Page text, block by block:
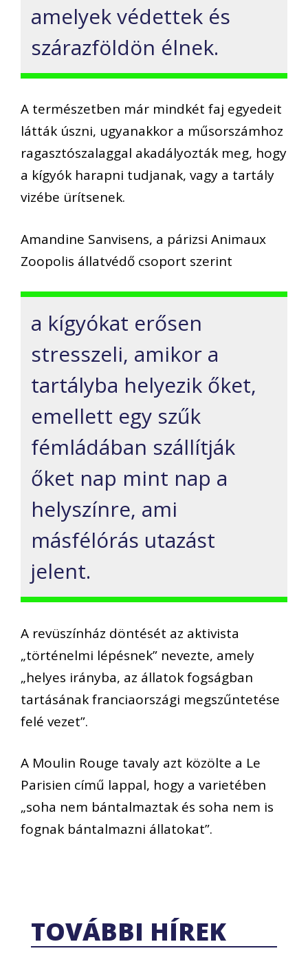
amelyek védettek és
szárazföldön élnek.
A természetben már mindkét faj egyedeit
látták úszni, ugyanakkor a műsorszámhoz
ragasztószalaggal akadályozták meg, hogy
a kígyók harapni tudjanak, vagy a tartály
vizébe ürítsenek.
Amandine Sanvisens, a párizsi Animaux
Zoopolis állatvédő csoport szerint
a kígyókat erősen
stresszeli, amikor a
tartályba helyezik őket,
emellett egy szűk
fémládában szállítják
őket nap mint nap a
helyszínre, ami
másfélórás utazást
jelent.
A revüszínház döntését az aktivista
„történelmi lépésnek” nevezte, amely
„helyes irányba, az állatok fogságban
tartásának franciaországi megszűntetése
felé vezet”.
A Moulin Rouge tavaly azt közölte a Le
Parisien című lappal, hogy a varietében
„soha nem bántalmaztak és soha nem is
fognak bántalmazni állatokat”.
TOVÁBBI HÍREK